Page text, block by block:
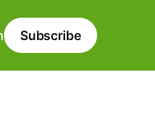
Subscribe